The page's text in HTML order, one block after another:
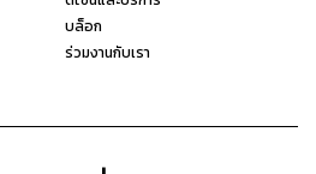
บล็อก
ร่วมงานกับเรา